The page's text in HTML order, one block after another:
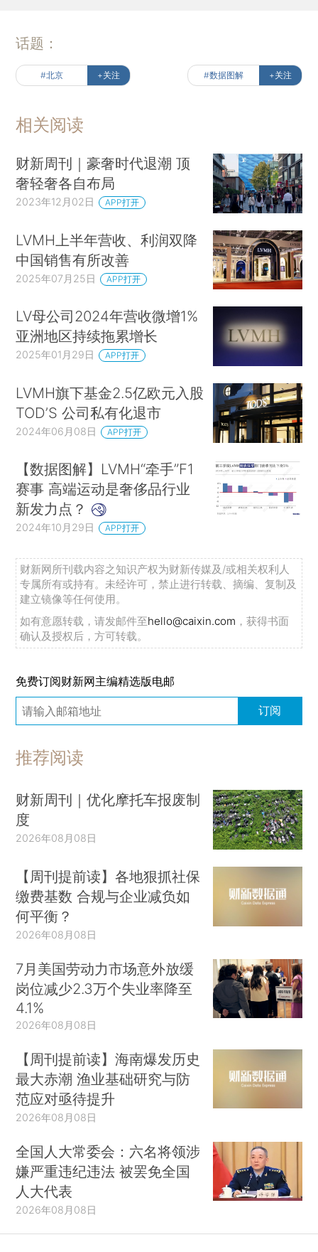
话题：
#北京 +关注 #数据图解 +关注
相关阅读
财新周刊｜豪奢时代退潮 顶
奢轻奢各自布局
2023年12月02日 APP打开
LVMH上半年营收、利润双降
中国销售有所改善
2025年07月25日 APP打开
LV母公司2024年营收微增1%
亚洲地区持续拖累增长
2025年01月29日 APP打开
LVMH旗下基金2.5亿欧元入股
TOD’S 公司私有化退市
2024年06月08日 APP打开
【数据图解】LVMH“牵手”F1
赛事 高端运动是奢侈品行业
新发力点？
2024年10月29日 APP打开
财新网所刊载内容之知识产权为财新传媒及/或相关权利人
专属所有或持有。未经许可，禁止进行转载、摘编、复制及
建立镜像等任何使用。
如有意愿转载，请发邮件至hello@caixin.com ，获得书面
确认及授权后，方可转载。
免费订阅财新网主编精选版电邮
订阅
推荐阅读
财新周刊｜优化摩托车报废制
度
2026年08月08日
【周刊提前读】各地狠抓社保
缴费基数 合规与企业减负如
何平衡？
2026年08月08日
7月美国劳动力市场意外放缓
岗位减少2.3万个失业率降至
4.1%
2026年08月08日
【周刊提前读】海南爆发历史
最大赤潮 渔业基础研究与防
范应对亟待提升
2026年08月08日
全国人大常委会：六名将领涉
嫌严重违纪违法 被罢免全国
人大代表
2026年08月08日